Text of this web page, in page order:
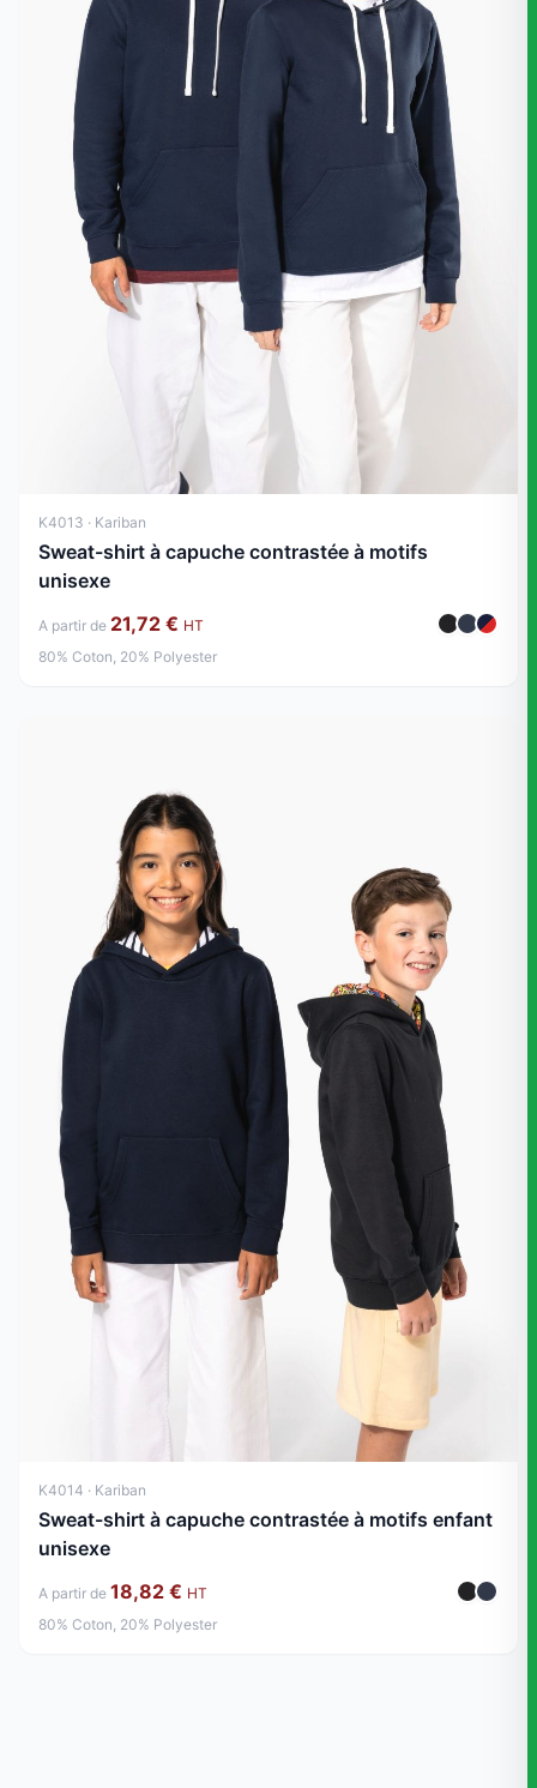
K4013 · Kariban
Sweat-shirt à capuche contrastée à motifs
unisexe
A partir de 21,72 € HT
80% Coton, 20% Polyester
K4014 · Kariban
Sweat-shirt à capuche contrastée à motifs enfant
unisexe
A partir de 18,82 € HT
80% Coton, 20% Polyester